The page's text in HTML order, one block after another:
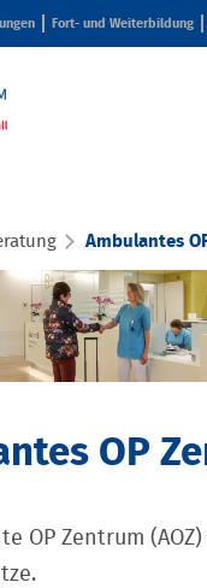
Fort- und Weiterbildung
Ausbildung
Ambulantes
OP
OP Zentrum